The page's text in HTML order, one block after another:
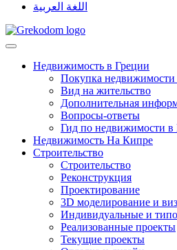
اللغة العربية
Недвижимость в Греции
Покупка недвижимости
Вид на жительство
Дополнительная
Вопросы-ответы
Гид по недвижимости в
Недвижимость На Кипре
Строительство
Строительство
Реконструкция
Проектирование
3D моделирование и
Индивидуальные и
Реализованные проекты
Текущие проекты